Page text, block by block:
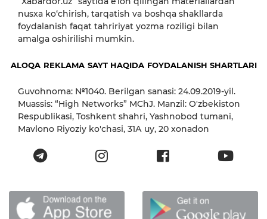
nusxa ko‘chirish, tarqatish va boshqa shakllarda
foydalanish faqat tahririyat yozma roziligi bilan
amalga oshirilishi mumkin.
ALOQA REKLAMA SAYT HAQIDA FOYDALANISH SHARTLARI
Guvohnoma: №1040. Berilgan sanasi: 24.09.2019-yil.
Muassis: “High Networks” MChJ. Manzil: O'zbekiston
Respublikasi, Toshkent shahri, Yashnobod tumani,
Mavlono Riyoziy ko'chasi, 31А uy, 20 xonadon